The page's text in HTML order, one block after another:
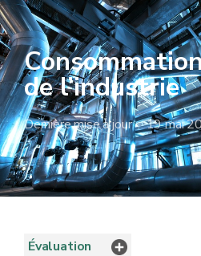
de l’industrie
Dernière mise à jour : 19 mai
Évaluation